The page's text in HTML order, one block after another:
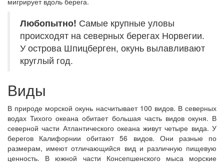
Любопытно! Самые крупные уловы
происходят на северных берегах Норвегии.
У острова Шпицберген, окунь вылавливают
круглый год.
Виды
В природе морской окунь насчитывает 100 видов. В северных
водах Тихого океана обитает большая часть видов окуня. В
северной части Атлантического океана живут четыре вида. У
берегов Калифорнии обитают 56 видов. Они разные по
размерам, имеют отличающийся вид и различную пищевую
ценность. В южной части Консепшенского мыса морские